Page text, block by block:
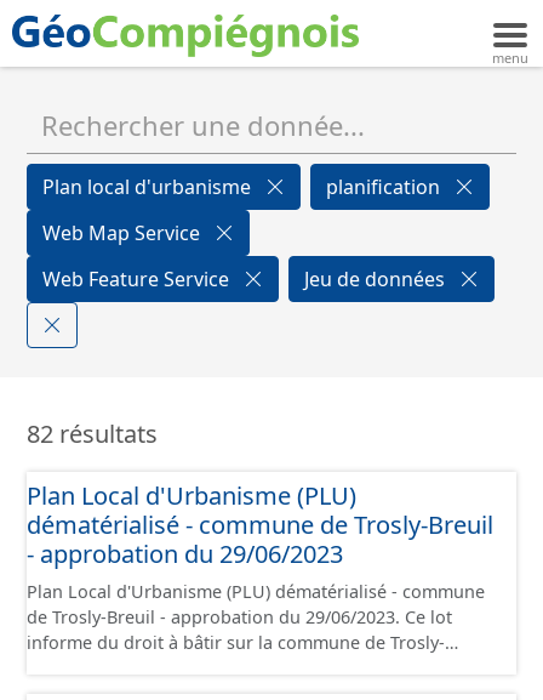
Plan local d'urbanisme
planification
Web Map Service
Web Feature Service
Jeu de données
82 résultats
Plan Local d'Urbanisme (PLU)
dématérialisé - commune de Trosly-Breuil
- approbation du 29/06/2023
Plan Local d'Urbanisme (PLU) dématérialisé - commune
de Trosly-Breuil - approbation du 29/06/2023. Ce lot
informe du droit à bâtir sur la commune de Trosly-